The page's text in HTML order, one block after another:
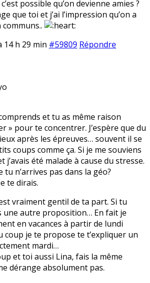
possible qu’on devienne amies ?
que toi et j’ai l’impression qu’on a
14 h 29 min #59809 Répondre
et tu as même raison
» pour te concentrer. J’espère que du
après les épreuves… souvent il se
coups comme ça. Si je me souviens
j’avais été malade à cause du stresse.
tu n’arrives pas dans la géo?
te dirais.
vraiment gentil de ta part. Si tu
une autre proposition… En fait je
en vacances à partir de lundi
coup je te propose te t’expliquer un
mardi…
et toi aussi Lina, fais la même
dérange absolument pas.